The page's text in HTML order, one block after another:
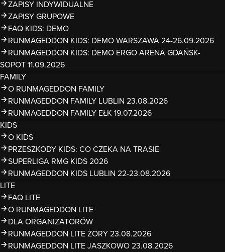
ZAPISY INDYWIDUALNE
ZAPISY GRUPOWE
FAQ KIDS: DEMO
RUNMAGEDDON KIDS: DEMO WARSZAWA 24-26.09.2026
RUNMAGEDDON KIDS: DEMO ERGO ARENA GDAŃSK-
SOPOT 11.09.2026
FAMILY
O RUNMAGEDDON FAMILY
RUNMAGEDDON FAMILY LUBLIN 23.08.2026
RUNMAGEDDON FAMILY EŁK 19.07.2026
KIDS
O KIDS
PRZESZKODY KIDS: CO CZEKA NA TRASIE
SUPERLIGA RMG KIDS 2026
RUNMAGEDDON KIDS LUBLIN 22-23.08.2026
LITE
FAQ LITE
O RUNMAGEDDON LITE
DLA ORGANIZATORÓW
RUNMAGEDDON LITE ŻORY 23.08.2026
RUNMAGEDDON LITE JASZKOWO 23.08.2026